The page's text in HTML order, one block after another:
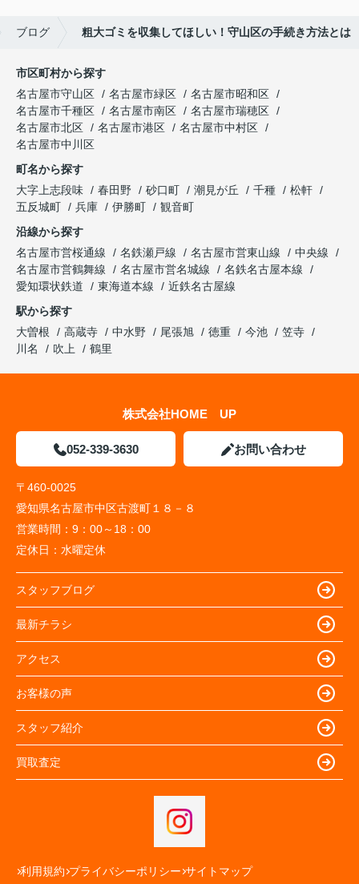
ブログ 粗大ゴミを収集してほしい！守山区の手続き方法とは
市区町村から探す
名古屋市守山区
名古屋市緑区
名古屋市昭和区
名古屋市千種区
名古屋市南区
名古屋市瑞穂区
名古屋市北区
名古屋市港区
名古屋市中村区
名古屋市中川区
町名から探す
大字上志段味
春田野 砂口町 潮見が丘 千種
松軒
五反城町
兵庫 伊勝町
観音町
沿線から探す
名古屋市営桜通線
名鉄瀬戸線 名古屋市営東山線
中央線
名古屋市営鶴舞線
名古屋市営名城線
名鉄名古屋本線
愛知環状鉄道
東海道本線
近鉄名古屋線
駅から探す
大曽根
高蔵寺 中水野 尾張旭 徳重 今池
笠寺
川名
吹上 鶴里
株式会社HOME UP
052-339-3630 お問い合わせ
〒460-0025
愛知県名古屋市中区古渡町１８－８
営業時間： 9：00～18：00
定休日： 水曜定休
スタッフブログ
最新チラシ
アクセス
お客様の声
スタッフ紹介
買取査定
利用規約 プライバシーポリシー サイトマップ